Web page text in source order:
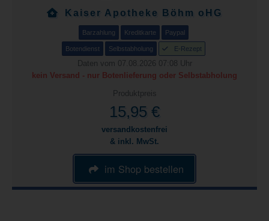
Kaiser Apotheke Böhm oHG
Barzahlung Kreditkarte Paypal
Botendienst Selbstabholung E-Rezept
Daten vom 07.08.2026 07:08 Uhr
kein Versand - nur Botenlieferung oder Selbstabholung
Produktpreis
15,95 €
versandkostenfrei
& inkl. MwSt.
im Shop bestellen